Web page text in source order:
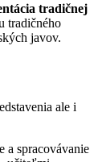
tradičnej
tradičného
javov.
ale i
a spracovávanie